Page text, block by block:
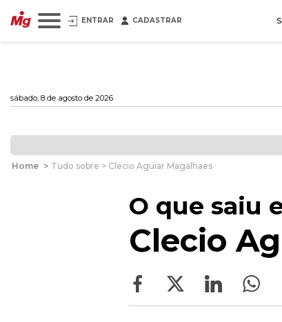
ENTRAR CADASTRAR
sábado, 8 de agosto de 2026
Home > Tudo sobre > Clecio Aguiar Magalhaes
O que saiu
Clecio